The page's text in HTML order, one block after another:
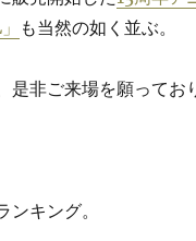
も当然の如く並ぶ。
是非ご来場を願ってお
ンキング。